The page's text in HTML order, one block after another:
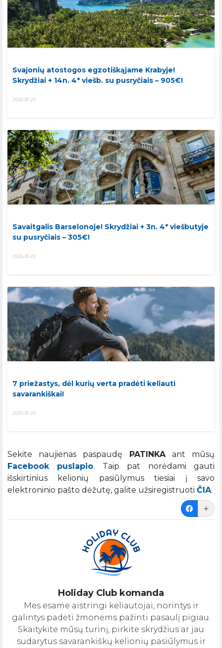
Svajonių atostogos egzotiškąjame Krabyje!
Skrydžiai + 14n. 4* viešb. su pusryčiais – 905€!
2026-01-25
Savaitgalis Barselonoje! Skrydžiai + 3n. 4* viešbutyje
su pusryčiais – 305€!
2026-01-25
7 priežastys, dėl kurių verta pradėti keliauti
savarankiškai!
2026-01-25
Sekite naujienas paspaudę PATINKAant mūsų
Facebook puslapio. Taip pat norėdami gauti
išskirtinius kelionių pasiūlymus tiesiai į savo
elektroninio pašto dėžutę, galite užsiregistruoti ČIA.
Holiday Club komanda
Mes esame aistringi keliautojai, norintys ir
galintys padėti žmonėms pažinti pasaulį pigiau.
Skaitykite mūsų turinį, pirkite skrydžius ar jau
sudarytus savarankiškų kelionių pasiūlymus ir